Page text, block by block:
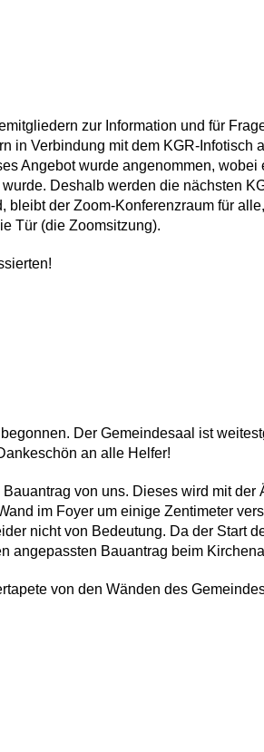
zur Information und für
in Verbindung mit dem KGR-Infotisch
Angebot wurde angenommen, wo­bei
Des­halb werden die nächs­ten
der Zoom-Konferenz­raum für
Tür (die Zoomsitzung).
Der Gemeindesaal ist
an alle Helfer!
von uns. Dieses wird mit
im Foyer um einige Zenti­meter
nicht von Bedeutung. Da der Start
angepassten Bauantrag beim
von den Wänden des